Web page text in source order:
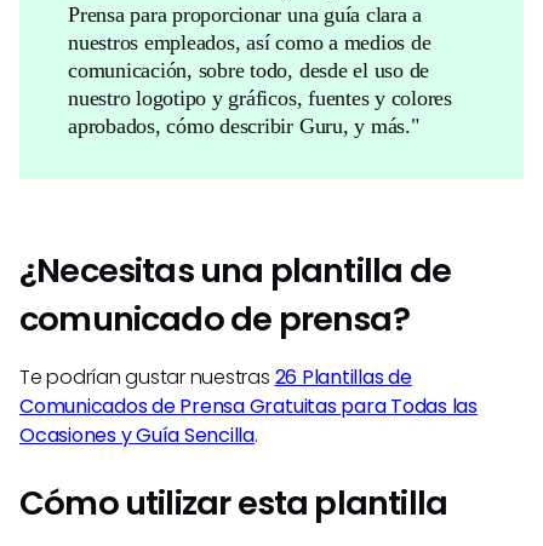
Prensa para proporcionar una guía clara a
nuestros empleados, así como a medios de
comunicación, sobre todo, desde el uso de
nuestro logotipo y gráficos, fuentes y colores
aprobados, cómo describir Guru, y más."
¿Necesitas una plantilla de
comunicado de prensa?
Te podrían gustar nuestras 26 Plantillas de
Comunicados de Prensa Gratuitas para Todas las
Ocasiones y Guía Sencilla.
Cómo utilizar esta plantilla